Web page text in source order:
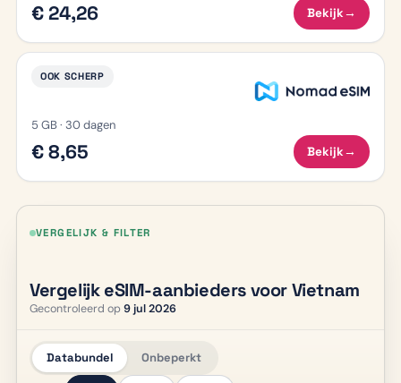
€ 24,26 Bekijk→
OOK SCHERP
5 GB · 30 dagen
€ 8,65 Bekijk→
VERGELIJK & FILTER
Vergelijk eSIM-aanbieders voor Vietnam
Gecontroleerd op 9 jul 2026
Databundel Onbeperkt